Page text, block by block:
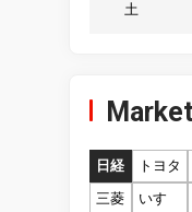
土
日経 トヨタ
三菱
いすゞ